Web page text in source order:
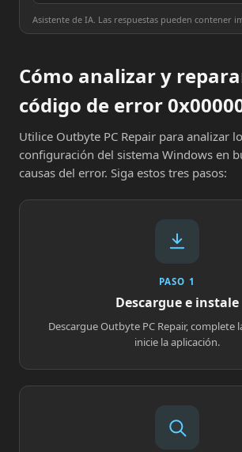
Asistente de IA. Las respuestas pueden contener
Cómo analizar y
código de error
Utilice Outbyte PC Repair para analizar
configuración del sistema Windows en
causas del error. Siga estos tres pasos:
PASO 1
Descargue e instale
Descargue Outbyte PC Repair, complete
inicie la aplicación.